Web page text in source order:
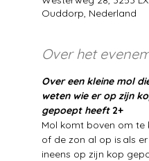
Ouddorp, Nederland
Over het
Over een kleine mol
weten wie er op zijn
gepoept heeft 2+
Mol komt boven om te
of de zon al op is als er
ineens op zijn kop